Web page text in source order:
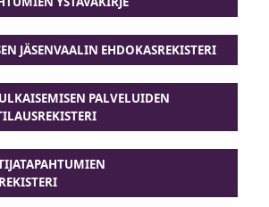
JÄSENVAALIN EHDOKASREKISTERI
PALVELUIDEN